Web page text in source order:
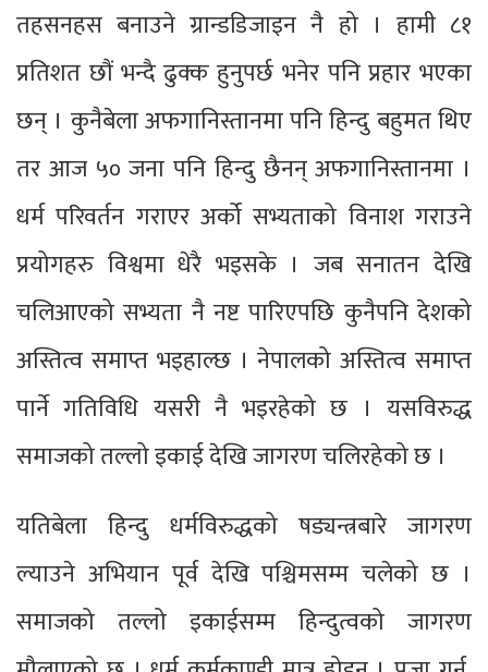
तहसनहस बनाउने ग्रान्डडिजाइन नै हो । हामी ८१
प्रतिशत छौं भन्दै ढुक्क हुनुपर्छ भनेर पनि प्रहार भएका
छन् । कुनैबेला अफगानिस्तानमा पनि हिन्दु बहुमत थिए
तर आज ५० जना पनि हिन्दु छैनन् अफगानिस्तानमा ।
धर्म परिवर्तन गराएर अर्को सभ्यताको विनाश गराउने
प्रयोगहरु विश्वमा धेरै भइसके । जब सनातन देखि
चलिआएको सभ्यता नै नष्ट पारिएपछि कुनैपनि देशको
अस्तित्व समाप्त भइहाल्छ । नेपालको अस्तित्व समाप्त
पार्ने गतिविधि यसरी नै भइरहेको छ । यसविरुद्ध
समाजको तल्लो इकाई देखि जागरण चलिरहेको छ ।
यतिबेला हिन्दु धर्मविरुद्धको षड्यन्त्रबारे जागरण
ल्याउने अभियान पूर्व देखि पश्चिमसम्म चलेको छ ।
समाजको तल्लो इकाईसम्म हिन्दुत्वको जागरण